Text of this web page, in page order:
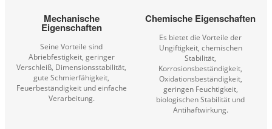
Mechanische
Eigenschaften
Seine Vorteile sind
Abriebfestigkeit, geringer
Verschleiß, Dimensionsstabilität,
gute Schmierfähigkeit,
Feuerbeständigkeit und einfache
Verarbeitung.
Chemische Eigenschaften
Es bietet die Vorteile der
Ungiftigkeit, chemischen
Stabilität,
Korrosionsbeständigkeit,
Oxidationsbeständigkeit,
geringen Feuchtigkeit,
biologischen Stabilität und
Antihaftwirkung.